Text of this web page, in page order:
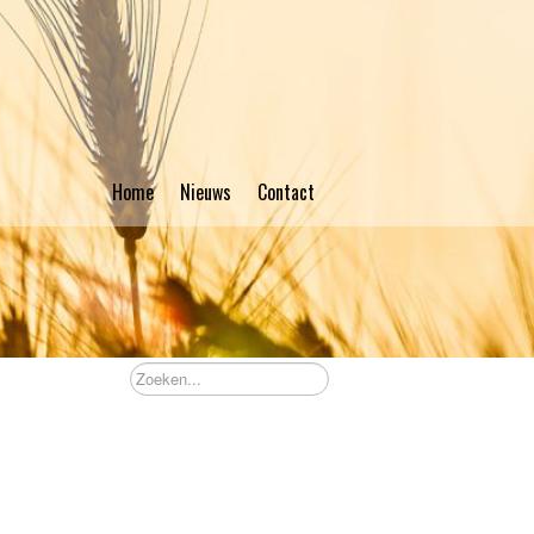
Home Nieuws Contact